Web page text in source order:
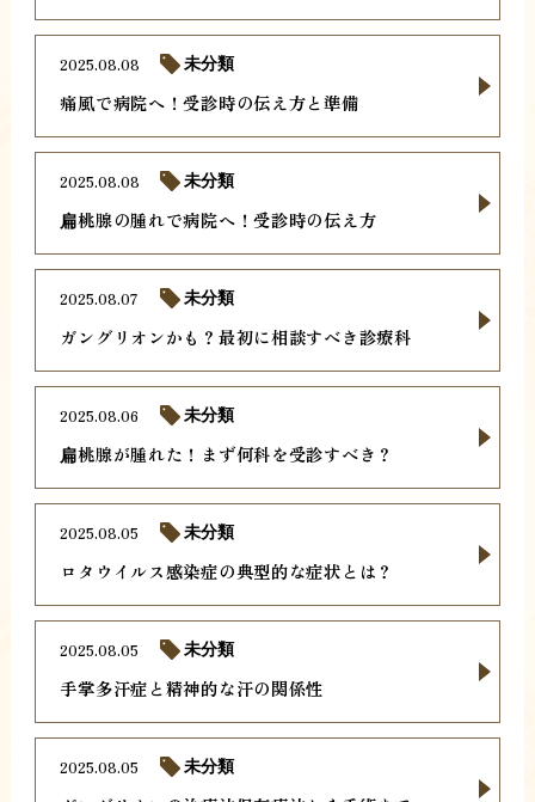
痛風で病院へ！受診時の伝え方と準備
2025.08.08 未分類
扁桃腺の腫れで病院へ！受診時の伝え方
2025.08.08 未分類
ガングリオンかも？最初に相談すべき診療科
2025.08.07 未分類
扁桃腺が腫れた！まず何科を受診すべき？
2025.08.06 未分類
ロタウイルス感染症の典型的な症状とは？
2025.08.05 未分類
手掌多汗症と精神的な汗の関係性
2025.08.05 未分類
2025.08.05 未分類